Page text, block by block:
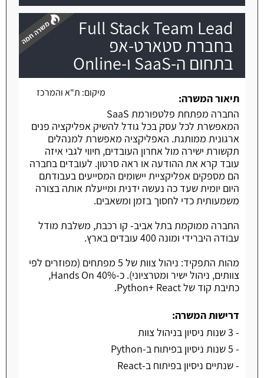
Full Stack Team Lead
בחברת סטארט-אפ
בתחום ה-SaaS ו-Online
משרה חמה
מיקום: ת"א והמרכז
תיאור המשרה:
החברה מפתחת פלטפורמת SaaS
המאפשרת לכל עסק בכל גודל להשיק אפליקציה פנים
ארגונית ממותגת. האפליקציה מאפשרת למנהלים
תקשורת ישירה מול אחרון העובדים, חיווי לגבי איזה
עובד קרא את ההודעה או ראה סרטון. לעובדים בחברה
הם מספקים אפליקציית יישומים המסייעים בעבודתם
היום יומית שעד כה נעשה ידנית ומייעלת אותה בצורה
משמעותית כדי לחסוך בזמן ומשאבים.
החברה ממוקמת בתל אביב- קו רכבת, משלבת מודל
עבודה היברידי ומונה 400 עובדים בארץ.
מהות התפקיד: ניהול צוות של 5 מפתחים (מפוזרים לפי
צוותים, ניהול ישיר ומטרציוני). כ-40% Hands On,
כתיבת קוד של Python+ React.
דרישות המשרה:
- 3 שנות ניסיון בניהול צוות
- 5 שנות ניסיון בפיתוח ב-Python
- שנתיים ניסיון בפיתוח ב-React